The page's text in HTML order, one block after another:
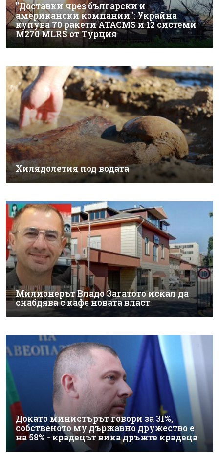
"Доставки чрез български и
американски компании": Украйна
купува 70 ракети ATACMS и 12 системи
M270 MLRS от Турция
Хилядолетия под водата
Милионерът Владо Загатото искал да
снабдява с кафе новата власт
Докато министърът говори за 31%,
собственото му държавно дружество е
на 58% - крадецът вика дръжте крадеца